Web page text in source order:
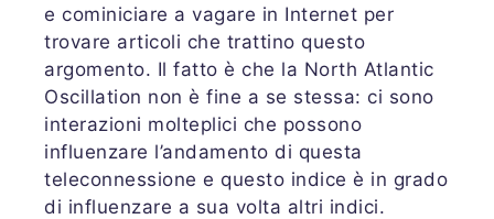
e cominiciare a vagare in Internet per
trovare articoli che trattino questo
argomento. Il fatto è che la North Atlantic
Oscillation non è fine a se stessa: ci sono
interazioni molteplici che possono
influenzare l’andamento di questa
teleconnessione e questo indice è in grado
di influenzare a sua volta altri indici.